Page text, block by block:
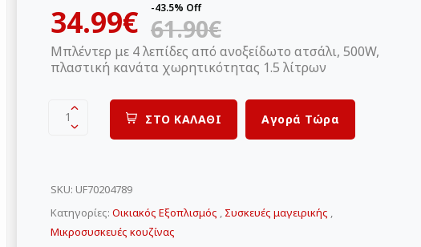
34.99€ -43.5% Off
61.90€
Μπλέντερ με 4 λεπίδες από ανοξείδωτο ατσάλι, 500W,
πλαστική κανάτα χωρητικότητας 1.5 λίτρων
1 ΣΤΟ ΚΑΛΑΘΙ Αγορά Τώρα
SKU: UF70204789
Κατηγορίες: Οικιακός Εξοπλισμός , Συσκευές μαγειρικής ,
Μικροσυσκευές κουζίνας